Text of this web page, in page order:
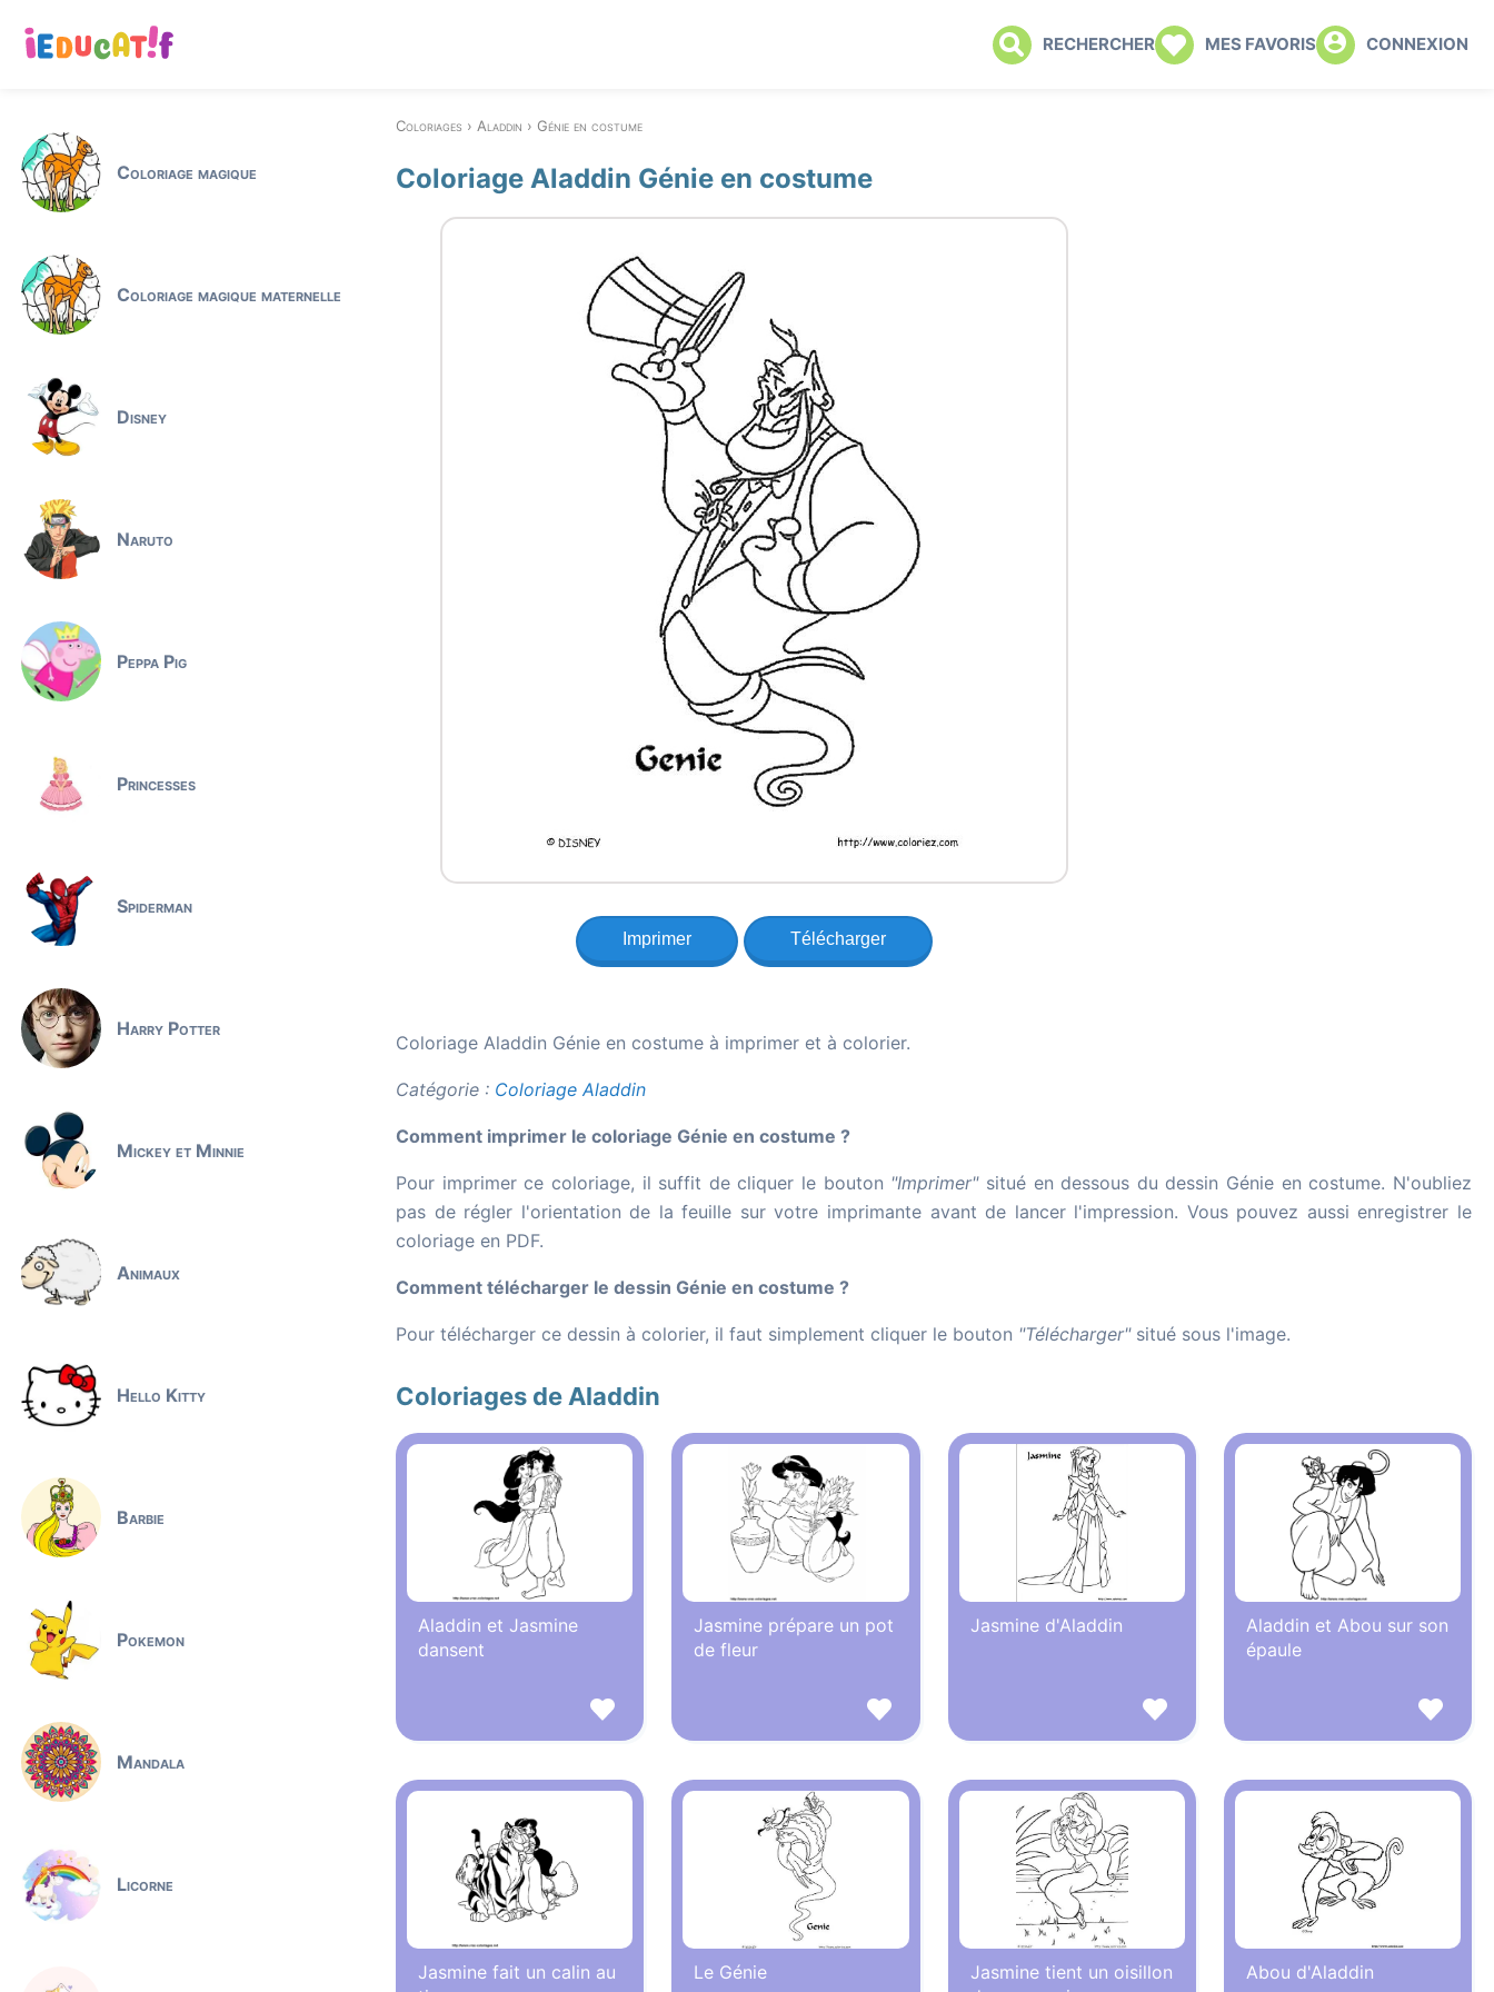
RECHERCHER MES FAVORIS CONNEXION
Coloriage magique
Coloriage magique maternelle
Disney
Naruto
Peppa Pig
Princesses
Spiderman
Harry Potter
Mickey et Minnie
Animaux
Hello Kitty
Barbie
Pokemon
Mandala
Licorne
Coloriages Aladdin Génie en costume
Coloriage Aladdin Génie en costume
Imprimer Télécharger
Coloriage Aladdin Génie en costume à imprimer et à colorier.
Catégorie : Coloriage Aladdin
Comment imprimer le coloriage Génie en costume ?
Pour imprimer ce coloriage, il suffit de cliquer le bouton "Imprimer"situé en dessous du dessin Génie en costume. N'oubliez
pas de régler l'orientation de la feuille sur votre imprimante avant de lancer l'impression. Vous pouvez aussi enregistrer le
coloriage en PDF.
Comment télécharger le dessin Génie en costume ?
Pour télécharger ce dessin à colorier, il faut simplement cliquer le bouton "Télécharger"situé sous l'image.
Coloriages de Aladdin
Aladdin et Jasmine
dansent
Jasmine prépare un pot
de fleur
Jasmine d'Aladdin
Aladdin et Abou sur son
épaule
Jasmine fait un calin au
Le Génie
Jasmine tient un oisillon
Abou d'Aladdin